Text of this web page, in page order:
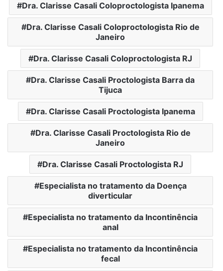
Dra. Clarisse Casali Coloproctologista Ipanema
Dra. Clarisse Casali Coloproctologista Rio de
Janeiro
Dra. Clarisse Casali Coloproctologista RJ
Dra. Clarisse Casali Proctologista Barra da
Tijuca
Dra. Clarisse Casali Proctologista Ipanema
Dra. Clarisse Casali Proctologista Rio de
Janeiro
Dra. Clarisse Casali Proctologista RJ
Especialista no tratamento da Doença
diverticular
Especialista no tratamento da Incontinência
anal
Especialista no tratamento da Incontinência
fecal